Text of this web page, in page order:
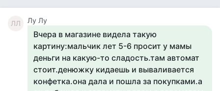
ЛЛ Лу Лу
Вчера в магазине видела такую
картину:мальчик лет 5-6 просит у мамы
деньги на какую-то сладость.там автомат
стоит.денюжку кидаешь и вываливается
конфетка.она дала и пошла за покупками.а